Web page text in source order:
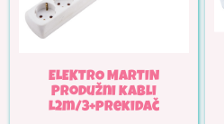
ELEKTRO MARTIN
Produžni kabli
L2m/3+prekidač